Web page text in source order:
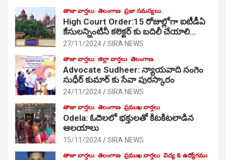
తాజా వార్తలు తెలంగాణ ప్రజా సమస్యలు
High Court Order:15 రోజుల్లోగా ఐటీడీఏ
కేసులన్నింటినీ కలెక్టర్ కు బదిలీ చేయాలి…
27/11/2024 SIRA NEWS
తాజా వార్తలు జిల్లా వార్తలు తెలంగాణ
Advocate Sudheer: న్యాయవాది సంగెం
సుధీర్ కుమార్ కు సేవా పురస్కారం
24/11/2024 SIRA NEWS
తాజా వార్తలు తెలంగాణ ప్రముఖ వార్తలు
Odela: ఓదెల‌లో భక్తులతో కిటకిటలాడిన
ఆల‌యాలు
15/11/2024 SIRA NEWS
తాజా వార్తలు తెలంగాణ ప్రముఖ వార్తలు విద్య & ఉద్యోగము